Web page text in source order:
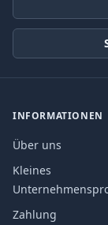
INFORMATIONEN
Über uns
Kleines
Zahlung